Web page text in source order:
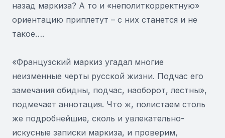
назад маркиза? А то и «неполиткорректную»
ориентацию приплетут – с них станется и не
такое….
«Французский маркиз угадал многие
неизменные черты русской жизни. Подчас его
замечания обидны, подчас, наоборот, лестны»,
подмечает аннотация. Что ж, полистаем столь
же подробнейшие, сколь и увлекательно-
искусные записки маркиза, и проверим,